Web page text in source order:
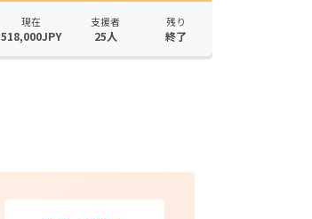
現在
518,000JPY
支援者
25人
残り
終了